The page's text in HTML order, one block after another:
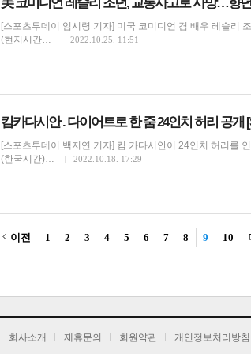
[스포츠투데이 임시령 기자] 미국 코미디언 겸 배우 레슬리
(현지시간…
2022.10.25. 11:51
킴카다시안 . 다이어트로 한 줌 24인치 허리 공개
[스포츠투데이 백지연 기자] 킴 카다시안이 24인치 허리를
(한국시간)…
2022.10.18. 17:29
이전 1 2 3 4 5 6 7 8 9 10
회사소개 제휴문의 회원약관 개인정보처리방침